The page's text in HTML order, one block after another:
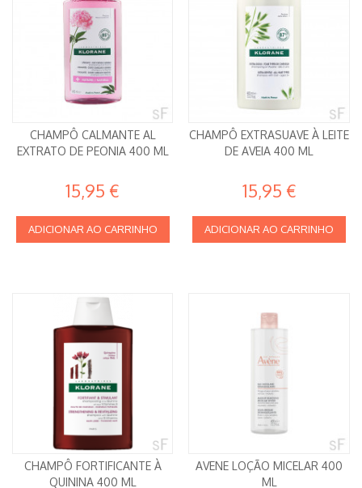
CHAMPÔ CALMANTE AL
EXTRATO DE PEONIA 400 ML
15,95 €
ADICIONAR AO CARRINHO
CHAMPÔ EXTRASUAVE À LEITE
DE AVEIA 400 ML
15,95 €
ADICIONAR AO CARRINHO
CHAMPÔ FORTIFICANTE À
QUININA 400 ML
AVENE LOÇÃO MICELAR 400
ML